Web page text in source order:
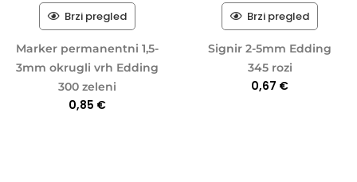
Brzi pregled
Marker permanentni 1,5-
3mm okrugli vrh Edding
300 zeleni
0,85 €
Brzi pregled
Signir 2-5mm Edding
345 rozi
0,67 €